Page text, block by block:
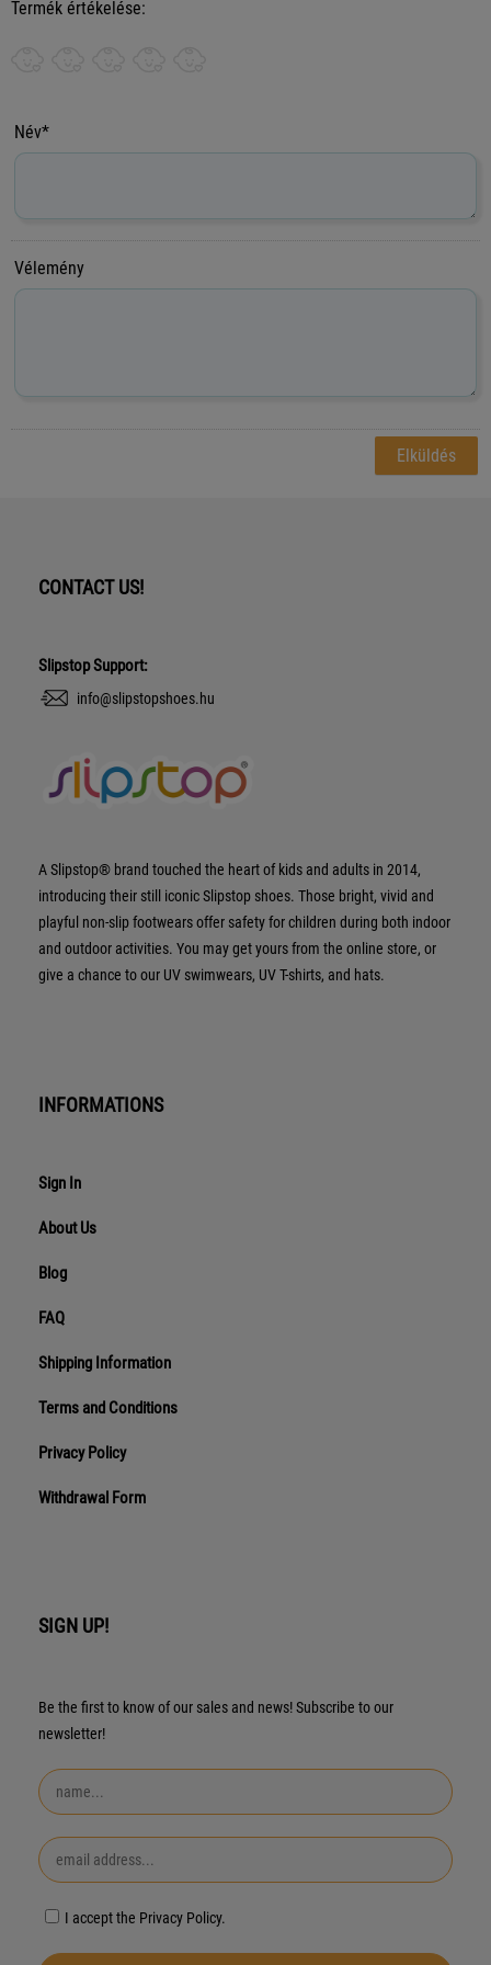
Termék értékelése:
Név*
Vélemény
CONTACT US!
Slipstop Support:
info@slipstopshoes.hu
A Slipstop® brand touched the heart of kids and adults in 2014,
introducing their still iconic Slipstop shoes. Those bright, vivid and
playful non-slip footwears offer safety for children during both indoor
and outdoor activities. You may get yours from the online store, or
give a chance to our UV swimwears, UV T-shirts, and hats.
INFORMATIONS
Sign In
About Us
Blog
FAQ
Shipping Information
Terms and Conditions
Privacy Policy
Withdrawal Form
SIGN UP!
Be the first to know of our sales and news! Subscribe to our
newsletter!
I accept the Privacy Policy.